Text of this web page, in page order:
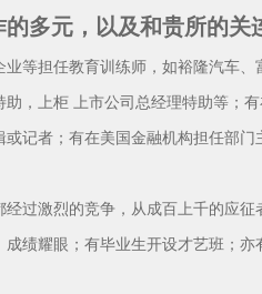
多元，以及和贵所的关
担任教育训练师，如裕隆汽车、
，上柜 上市公司总经理特助等；
记者；有在美国金融机构担任部
激烈的竞争，从成百上千的应征
耀眼；有毕业生开设才艺班；亦